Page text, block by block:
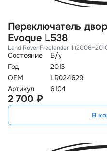
Переключатель
Evoque L538
Land Rover Freelander II
Состояние
Б/у
Год
2013
OEM
LR024629
Артикул
6104
2 700 ₽
В